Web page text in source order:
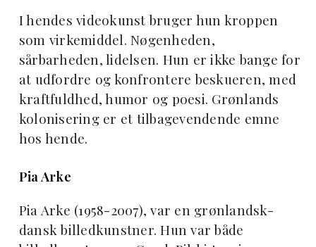
I hendes videokunst bruger hun kroppen
som virkemiddel. Nøgenheden,
sårbarheden, lidelsen. Hun er ikke bange for
at udfordre og konfrontere beskueren, med
kraftfuldhed, humor og poesi. Grønlands
kolonisering er et tilbagevendende emne
hos hende.
Pia Arke
Pia Arke (1958-2007), var en grønlandsk-
dansk billedkunstner. Hun var både